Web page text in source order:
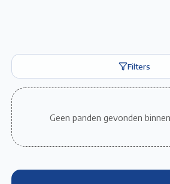
Filters
Geen panden gevonden